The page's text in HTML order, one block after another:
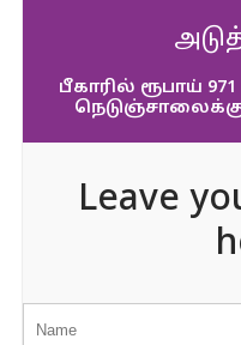
பீகாரில் ரூபாய்
நெடுஞ்சாலைக்கு
Leave